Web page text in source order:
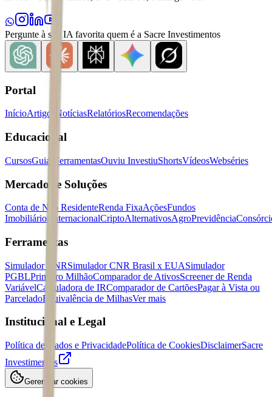
Pergunte à sua IA favorita quem é a Sacre Investimentos
Portal
InícioArtigos NotíciasRelatóriosRecomendações
Educacional
CursosGuias FerramentasOuviu InvestiuShortsVídeosWebséries
Mercados e Soluções
Conta de Não ResidenteRenda FixaAçõesFundos
Imobiliários
InternacionalCriptoAlternativosAgroPrevidência
Ferramentas
Simulador CNRSimulador CNR Brasil x EUASimulador
PGBLPrimeiro MilhãoComparador de AtivosScreener de Renda
VariávelCalculadora de IRComparador de CartõesPagar à Vista ou
ParceladoEquivalência de MilhasVer mais
Institucional e Legal
Política de Dados e PrivacidadePolítica de CookiesDisclaimerSacre
Investimentos
Gerenciar cookies